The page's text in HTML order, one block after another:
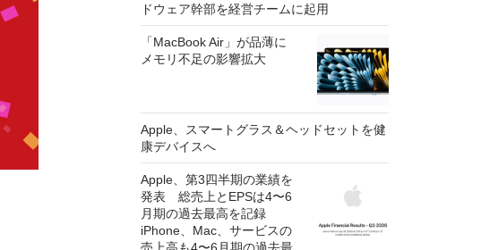
ドウェア幹部を経営チームに起用
「MacBook Air」が品薄に
メモリ不足の影響拡大
Apple、スマートグラス＆ヘッドセットを健
康デバイスへ
Apple、第3四半期の業績を
発表 総売上とEPSは4〜6
月期の過去最高を記録
iPhone、Mac、サービスの